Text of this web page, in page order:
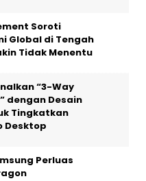
Soroti
Global di Tengah
Tidak Menentu
“3-Way
dengan Desain
Tingkatkan
Desktop
Perluas